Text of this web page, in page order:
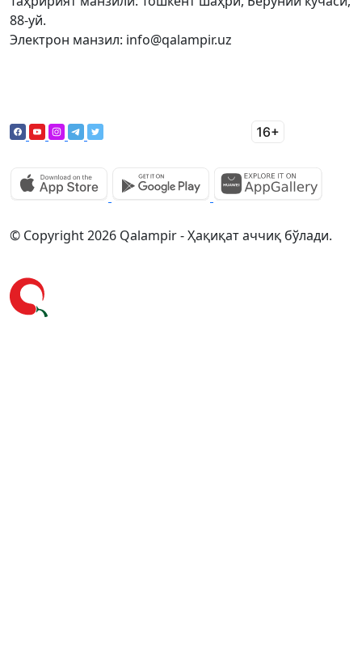
88-уй.
Электрон манзил: info@qalampir.uz
© Copyright 2026 Qalampir - Ҳақиқат аччиқ бўлади.